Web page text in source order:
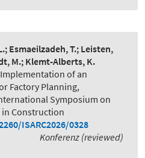
Esmaeilzadeh, T.; Leisten,
M.; Klemt-Alberts, K.
of an
Factory Planning,
Symposium on
Construction
ISARC2026/0328
Konferenz (reviewed)